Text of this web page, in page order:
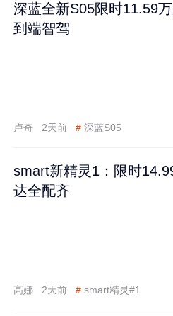
深蓝全新S05限时11.59
到端智驾
卢奇 2天前 # 深蓝S05
smart新精灵1：限时
达全配齐
高娜 2天前 # smart精灵#1